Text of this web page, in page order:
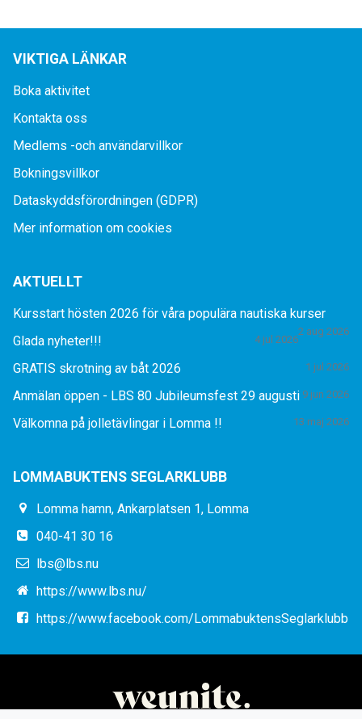
VIKTIGA LÄNKAR
Boka aktivitet
Kontakta oss
Medlems -och användarvillkor
Bokningsvillkor
Dataskyddsförordningen (GDPR)
Mer information om cookies
AKTUELLT
Kursstart hösten 2026 för våra populära nautiska kurser
2 aug 2026
Glada nyheter!!! 4 jul 2026
GRATIS skrotning av båt 2026 1 jul 2026
Anmälan öppen - LBS 80 Jubileumsfest 29 augusti 9 jun 2026
Välkomna på jolletävlingar i Lomma !! 13 maj 2026
LOMMABUKTENS SEGLARKLUBB
Lomma hamn, Ankarplatsen 1, Lomma
040-41 30 16
lbs@lbs.nu
https://www.lbs.nu/
https://www.facebook.com/LommabuktensSeglarklubb